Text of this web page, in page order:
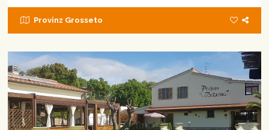
Provinz Grosseto